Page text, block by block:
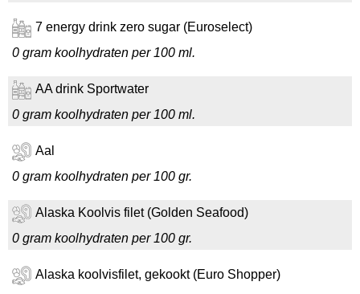
7 energy drink zero sugar (Euroselect)
0 gram koolhydraten per 100 ml.
AA drink Sportwater
0 gram koolhydraten per 100 ml.
Aal
0 gram koolhydraten per 100 gr.
Alaska Koolvis filet (Golden Seafood)
0 gram koolhydraten per 100 gr.
Alaska koolvisfilet, gekookt (Euro Shopper)